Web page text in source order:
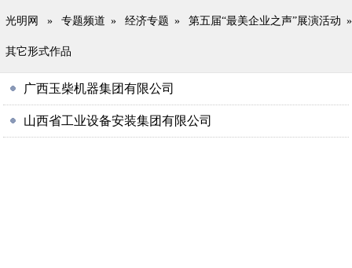
光明网 » 专题频道 » 经济专题 » 第五届“最美企业之声”展演活动 »
其它形式作品
广西玉柴机器集团有限公司
山西省工业设备安装集团有限公司